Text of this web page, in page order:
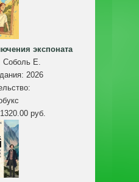
экспоната
Соболь Е.
2026
1320.00 руб.